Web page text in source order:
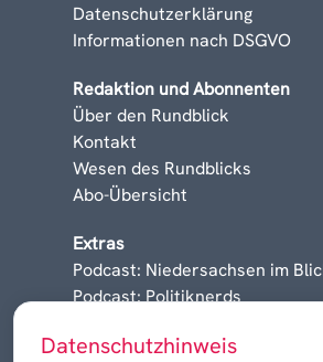
Datenschutzhinweis
Datenschutzerklärung
Informationen nach DSGVO
Redaktion und Abonnenten
Über den Rundblick
Kontakt
Wesen des Rundblicks
Abo-Übersicht
Extras
Podcast: Niedersachsen im
Podcast: Politiknerds
Karrieren, Krisen &